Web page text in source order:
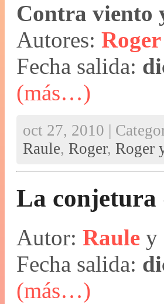
Contra viento
Autores: Roger
Fecha salida:
(más…)
oct 27, 2010 |
Raule, Roger, Roger
La conjetura
Autor: Raule y
Fecha salida:
(más…)